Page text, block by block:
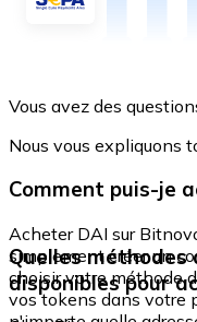
Vous avez des
Nous vous expliquons
Comment puis-je
Acheter DAI sur
simplement créer un
choisir votre méthode
vos tokens dans votre
Quelles
disponibles pour